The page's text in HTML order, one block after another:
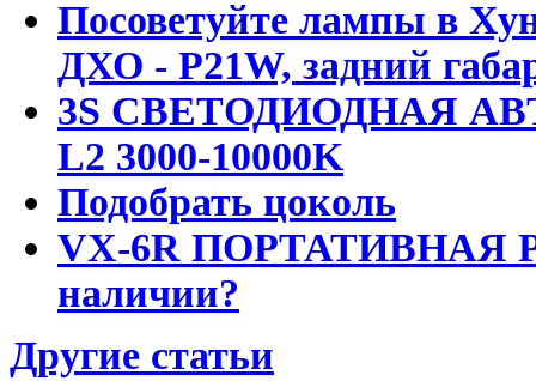
Посоветуйте лампы в
ДХО - P21W, задний
3S СВЕТОДИОДНАЯ
L2 3000-10000K
Подобрать цоколь
VX-6R ПОРТАТИВНАЯ
наличии?
Другие статьи